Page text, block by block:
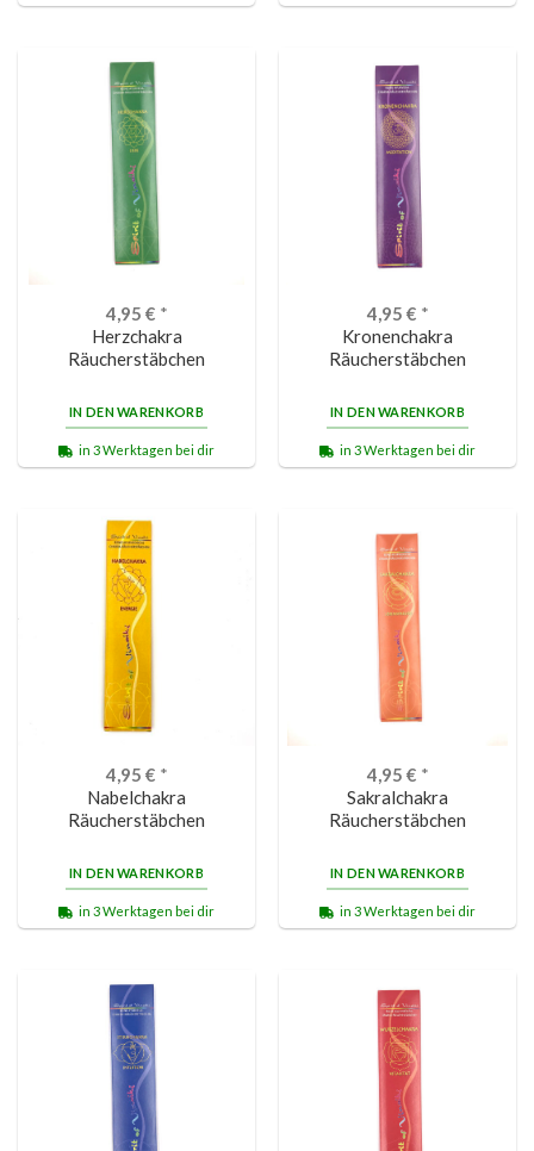
4,95 € *
Herzchakra
Räucherstäbchen
IN DEN WARENKORB
in 3 Werktagen bei dir
4,95 € *
Kronenchakra
Räucherstäbchen
IN DEN WARENKORB
in 3 Werktagen bei dir
4,95 € *
Nabelchakra
Räucherstäbchen
IN DEN WARENKORB
in 3 Werktagen bei dir
4,95 € *
Sakralchakra
Räucherstäbchen
IN DEN WARENKORB
in 3 Werktagen bei dir